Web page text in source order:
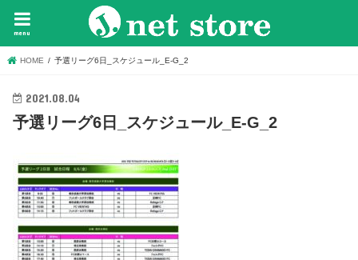
menu
HOME 予選リーグ6日_スケジュール_E-G_2
2021.08.04
予選リーグ6日_スケジュール_E-G_2